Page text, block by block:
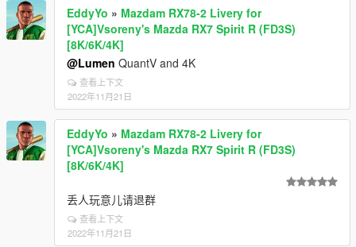
EddyYo » Mazdam RX78-2 Livery for
[YCA]Vsoreny's Mazda RX7 Spirit R (FD3S)
[8K/6K/4K]
@Lumen QuantV and 4K
查看上下文
2022年11月21日
EddyYo » Mazdam RX78-2 Livery for
[YCA]Vsoreny's Mazda RX7 Spirit R (FD3S)
[8K/6K/4K]
丢人玩意儿请退群
查看上下文
2022年11月21日